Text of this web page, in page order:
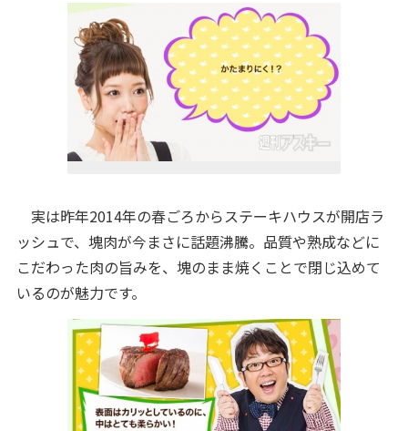
実は昨年2014年の春ごろからステーキハウスが開店ラ
ッシュで、塊肉が今まさに話題沸騰。品質や熟成などに
こだわった肉の旨みを、塊のまま焼くことで閉じ込めて
いるのが魅力です。